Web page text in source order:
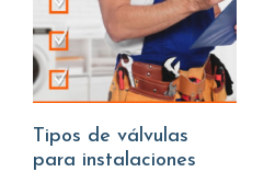
Tipos de válvulas
para instalaciones